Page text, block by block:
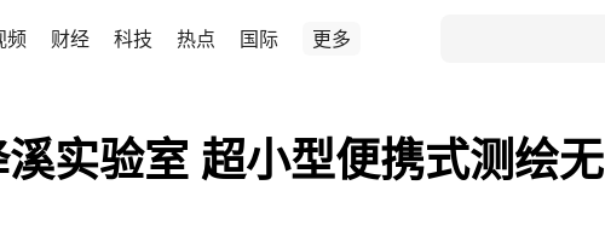
频 财经 科技 热点 国际 更多
实验室 超小型便携式测绘无